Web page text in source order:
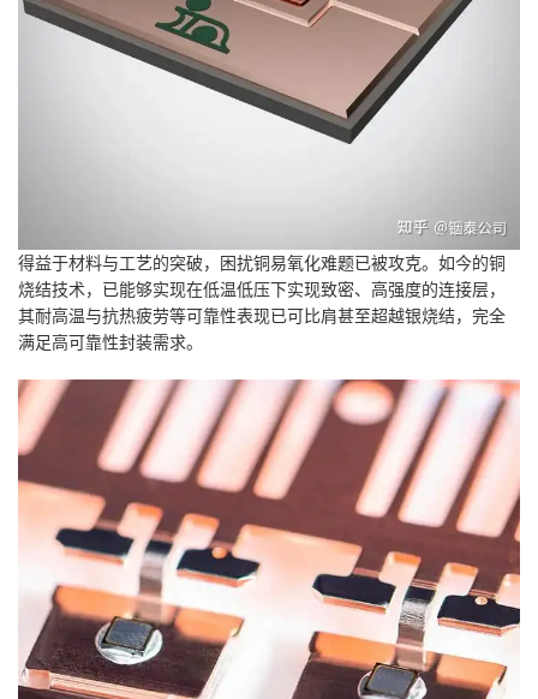
得益于材料与工艺的突破，困扰铜易氧化难题已被攻克。如今的铜
烧结技术，已能够实现在低温低压下实现致密、高强度的连接层，
其耐高温与抗热疲劳等可靠性表现已可比肩甚至超越银烧结，完全
满足高可靠性封装需求。